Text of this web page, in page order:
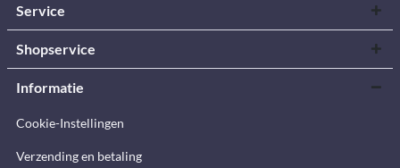
Service
Shopservice
Informatie
Cookie-Instellingen
Verzending en betaling